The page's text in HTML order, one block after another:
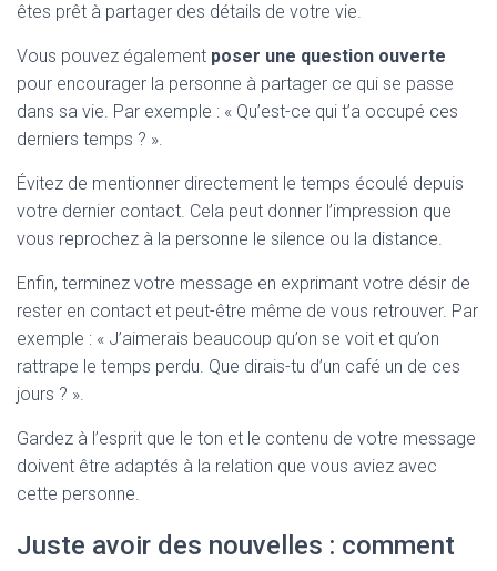
êtes prêt à partager des détails de votre vie.
Vous pouvez également poser une question ouverte
pour encourager la personne à partager ce qui se passe
dans sa vie. Par exemple : « Qu’est-ce qui t’a occupé ces
derniers temps ? ».
Évitez de mentionner directement le temps écoulé depuis
votre dernier contact. Cela peut donner l’impression que
vous reprochez à la personne le silence ou la distance.
Enfin, terminez votre message en exprimant votre désir de
rester en contact et peut-être même de vous retrouver. Par
exemple : « J’aimerais beaucoup qu’on se voit et qu’on
rattrape le temps perdu. Que dirais-tu d’un café un de ces
jours ? ».
Gardez à l’esprit que le ton et le contenu de votre message
doivent être adaptés à la relation que vous aviez avec
cette personne.
Juste avoir des nouvelles : comment